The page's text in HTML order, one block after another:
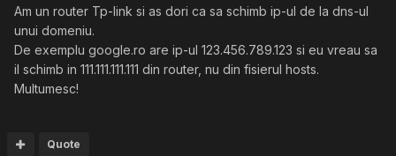
Am un router Tp-link si as dori ca sa schimb ip-ul de la dns-ul
unui domeniu.
De exemplu google.ro are ip-ul 123.456.789.123 si eu vreau sa
il schimb in 111.111.111.111 din router, nu din fisierul hosts.
Multumesc!
Quote